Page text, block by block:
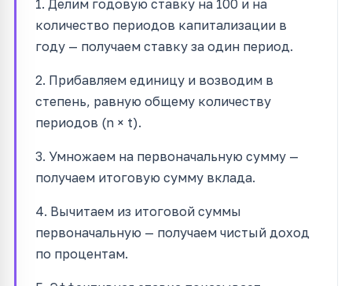
1. Делим годовую ставку на 100 и на
количество периодов капитализации в
году — получаем ставку за один период.
2. Прибавляем единицу и возводим в
степень, равную общему количеству
периодов (n × t).
3. Умножаем на первоначальную сумму —
получаем итоговую сумму вклада.
4. Вычитаем из итоговой суммы
первоначальную — получаем чистый доход
по процентам.